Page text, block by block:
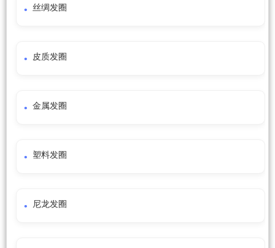
丝绸发圈
皮质发圈
金属发圈
塑料发圈
尼龙发圈